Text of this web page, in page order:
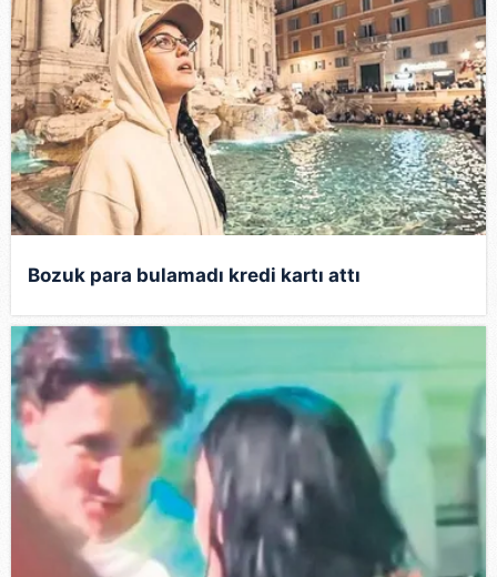
Bozuk para bulamadı kredi kartı attı